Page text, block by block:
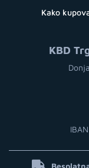
Kako
KBD